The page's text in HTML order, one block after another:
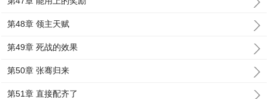
第48章 领主天赋
第49章 死战的效果
第50章 张骞归来
第51章 直接配齐了